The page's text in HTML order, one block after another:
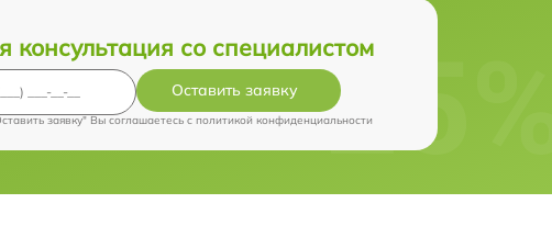
консультация со специалистом
Оставить заявку
заявку" Вы соглашаетесь c политикой конфиденциальности